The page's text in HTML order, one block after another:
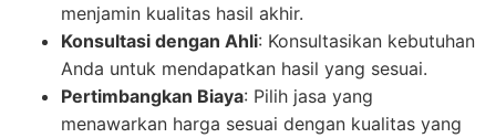
menjamin kualitas hasil akhir.
Konsultasi dengan Ahli: Konsultasikan kebutuhan
Anda untuk mendapatkan hasil yang sesuai.
Pertimbangkan Biaya: Pilih jasa yang
menawarkan harga sesuai dengan kualitas yang